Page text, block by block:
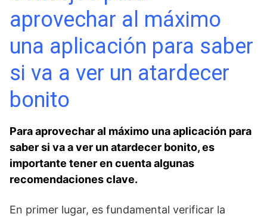
aprovechar ​al máximo
una aplicación para saber
si va​ a ver un ‌atardecer
bonito
Para aprovechar al máximo una aplicación para
saber si va⁢ a ver un atardecer bonito, es
importante tener en cuenta algunas
recomendaciones clave.
En ‌primer lugar, es fundamental⁤ verificar la